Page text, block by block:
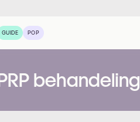
GUIDE POP
behandeling